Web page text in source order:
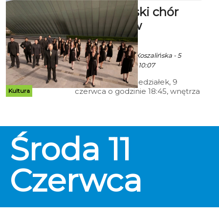
Kultura
Meksykański chór
zaśpiewa w
Koszalinie
Ala za Politechnika Koszalińska - 5
Czerwca 2025 godz. 10:07
W najbliższy poniedziałek, 9
czerwca o godzinie 18:45, wnętrza
wyjątkowy dźwięk chóralnych
harmonii. Na zaproszenie
Politechniki Koszalińskiej wystąpi
tam Chór „Staccato”
Uniwersytetu Meksyku,
rozpoczynając tym samym swoją
trasę koncertową po Polsce i
Środa 11
Czerwca